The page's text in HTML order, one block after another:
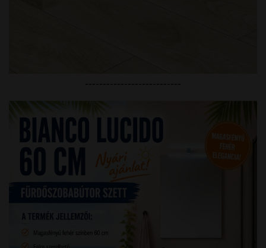
---------------------------